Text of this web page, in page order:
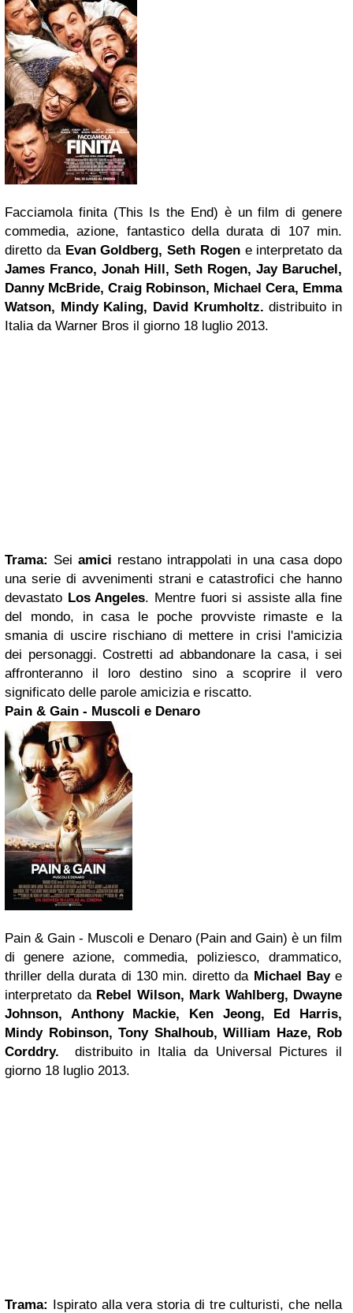
Facciamola finita (This Is the End) è un film di genere
commedia, azione, fantastico della durata di 107 min.
diretto da Evan Goldberg, Seth Rogene interpretato da
James Franco, Jonah Hill, Seth Rogen, Jay Baruchel,
Danny McBride, Craig Robinson, Michael Cera, Emma
Watson, Mindy Kaling, David Krumholtz. distribuito in
Italia da Warner Bros il giorno 18 luglio 2013.
Trama: Sei amici restano intrappolati in una casa dopo
una serie di avvenimenti strani e catastrofici che hanno
devastato Los Angeles. Mentre fuori si assiste alla fine
del mondo, in casa le poche provviste rimaste e la
smania di uscire rischiano di mettere in crisi l'amicizia
dei personaggi. Costretti ad abbandonare la casa, i sei
affronteranno il loro destino sino a scoprire il vero
significato delle parole amicizia e riscatto.
Pain & Gain - Muscoli e Denaro
Pain & Gain - Muscoli e Denaro (Pain and Gain) è un film
di genere azione, commedia, poliziesco, drammatico,
thriller della durata di 130 min. diretto da Michael Baye
interpretato da Rebel Wilson, Mark Wahlberg, Dwayne
Johnson, Anthony Mackie, Ken Jeong, Ed Harris,
Mindy Robinson, Tony Shalhoub, William Haze, Rob
Corddry. distribuito in Italia da Universal Pictures il
giorno 18 luglio 2013.
Trama: Ispirato alla vera storia di tre culturisti, che nella